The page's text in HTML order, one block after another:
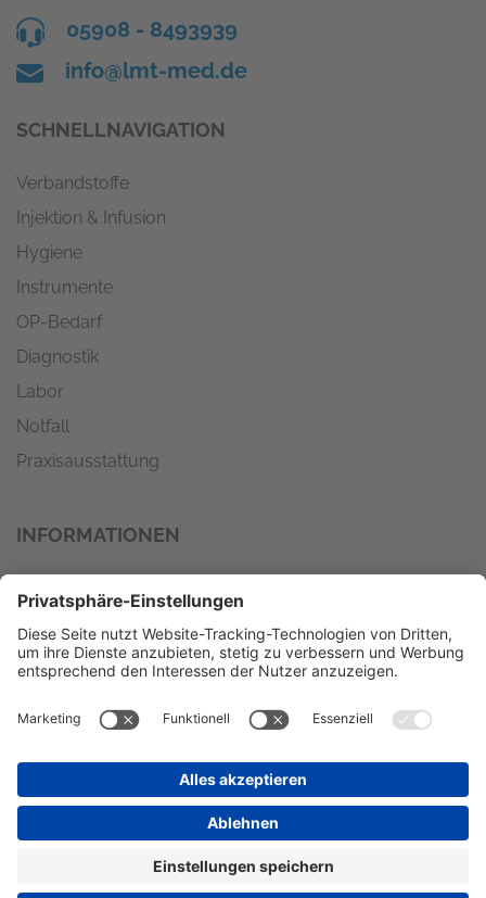
05908 - 8493939
info@lmt-med.de
SCHNELLNAVIGATION
Verbandstoffe
Injektion & Infusion
Hygiene
Instrumente
OP-Bedarf
Diagnostik
Labor
Notfall
Praxisausstattung
INFORMATIONEN